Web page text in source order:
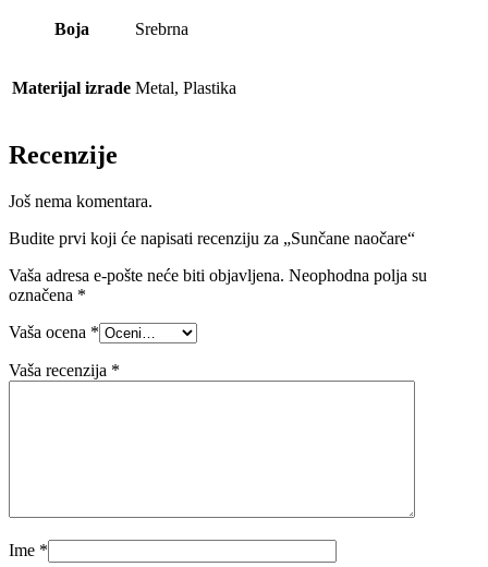
Boja Srebrna
Materijal izrade Metal, Plastika
Recenzije
Još nema komentara.
Budite prvi koji će napisati recenziju za „Sunčane naočare“
Vaša adresa e-pošte neće biti objavljena. Neophodna polja su
označena *
Vaša ocena *
Vaša recenzija *
Ime *